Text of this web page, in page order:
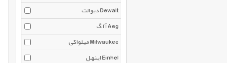
دیوالت Dewalt
آ ا گ Aeg
میلواکی Milwaukee
اینهل Einhel